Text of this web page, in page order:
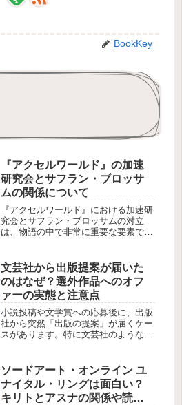
BookKey
『アクセルワールド』の加速
研究会とサフラン・ブロッサ
ムの関係について
『アクセルワールド』における加速研
究会とサフラン・ブロッサムの対立
は、物語の中で非常に重要な要素で
える影響についての加速研究会の反応
に焦点を当てると、物語が描こうとす
るテー...
文芸社から出版提案が届いた
のはなぜ？選外作品へのオフ
ァーの実態と注意点
小説投稿や文学賞への応募後に、出版
社から突然「出版の提案」が届くケー
スがあります。特に文芸社のような出
について悩む方も少なくありません。
本記事では、こうした出版提案の仕組
み...
ソードアート・オンライン ユ
ナイタル・リングは面白い？
キリトとアスナの関係や読み